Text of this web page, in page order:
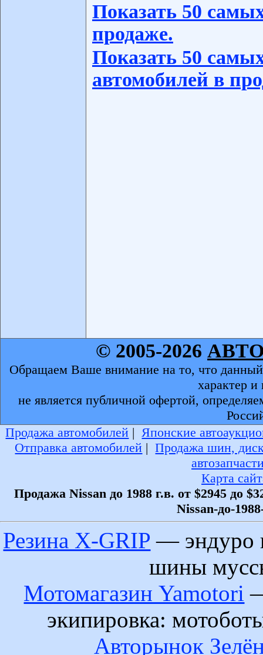
Показать 50
продаже.
Показать 50
автомобилей в
© 2005-2026
Обращаем Ваше внимание на то, что
характер
не является публичной офертой,
Продажа автомобилей |Японские
Отправка автомобилей |Продажа шин,
Карта
Продажа Nissan до 1988 г.в. от $2945 до
Nissan-до-
Резина X-GRIP — эндуро
шины
Мотомагазин Yamotori
экипировка:
Авторынок